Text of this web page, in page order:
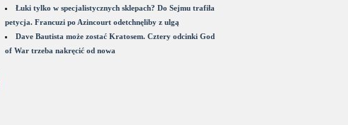
Łuki tylko w specjalistycznych sklepach? Do Sejmu trafiła
petycja. Francuzi po Azincourt odetchnęliby z ulgą
Dave Bautista może zostać Kratosem. Cztery odcinki God
of War trzeba nakręcić od nowa